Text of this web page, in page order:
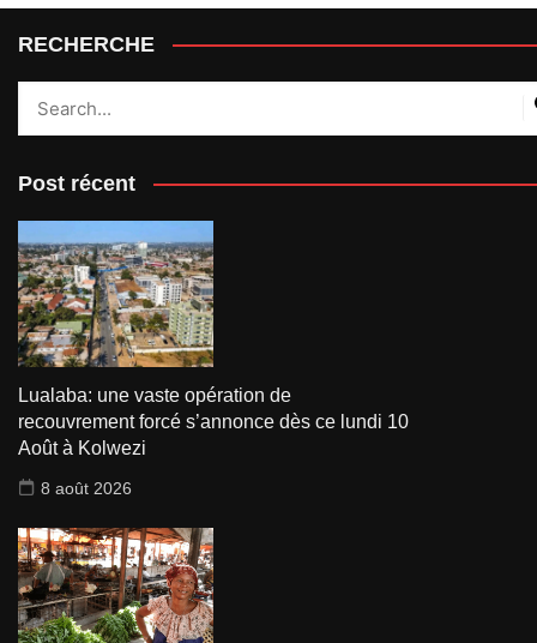
RECHERCHE
Post récent
Lualaba: une vaste opération de
recouvrement forcé s’annonce dès ce lundi 10
Août à Kolwezi
8 août 2026